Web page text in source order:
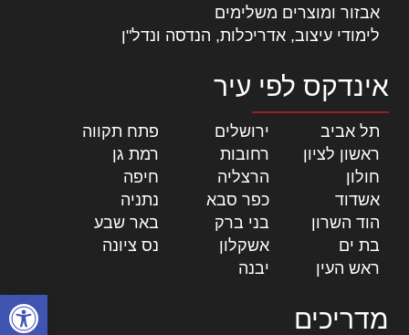
פתח
אבזור ומוצרים משלימים
לימודי עיצוב, אדריכלות, הנדסה ונדל"ן
אינדקס לפי עיר
תל אביב ירושלים פתח תקווה
ראשון לציון
רחובות רמת גן
חולון
הרצליה חיפה
אשדוד
כפר סבא נתניה
הוד השרון
בני ברק באר שבע
בת ים
אשקלון נס ציונה
ראש העין
יבנה
מדריכים